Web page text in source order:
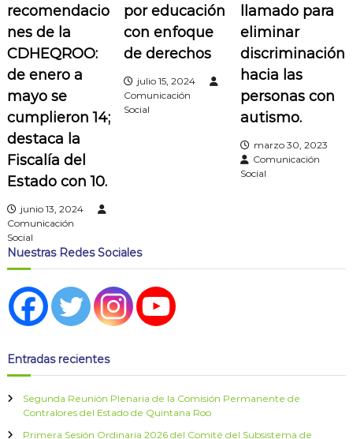
i
ó
n
d
e
e
n
t
r
d
recomendacio
nes de la
CDHEQROO:
de enero a
mayo se
cumplieron 14;
destaca la
Fiscalía del
Estado con 10.
junio 13, 2024
Comunicación
Social
por educación
con enfoque
de derechos
julio 15, 2024
Comunicación
Social
llamado para
eliminar
discriminación
hacia las
personas con
autismo.
marzo 30, 2023
Comunicación
Social
Nuestras Redes Sociales
Entradas recientes
Segunda Reunión Plenaria de la Comisión Permanente de
Contralores del Estado de Quintana Roo
Primera Sesión Ordinaria 2026 del Comité del Subsistema de